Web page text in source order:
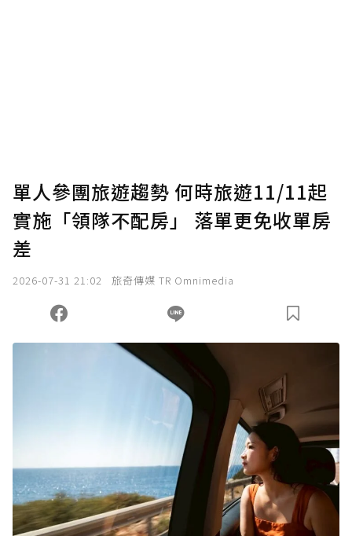
確認送出
您當前剩餘 U 利點數：0點；前往 購買點數
單人參團旅遊趨勢 何時旅遊11/11起
實施「領隊不配房」 落單更免收單房
差
2026-07-31 21:02 旅奇傳媒 TR Omnimedia